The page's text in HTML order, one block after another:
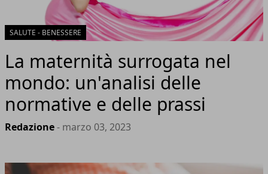
SALUTE - BENESSERE
La maternità surrogata nel
mondo: un'analisi delle
normative e delle prassi
Redazione- marzo 03, 2023